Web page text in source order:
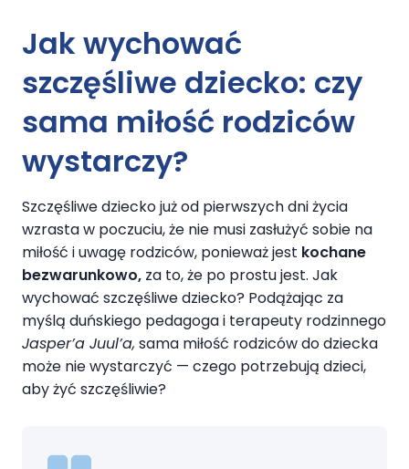
Jak wychować
szczęśliwe dziecko: czy
sama miłość rodziców
wystarczy?
Szczęśliwe dziecko już od pierwszych dni życia
wzrasta w poczuciu, że nie musi zasłużyć sobie na
miłość i uwagę rodziców, ponieważ jest kochane
bezwarunkowo, za to, że po prostu jest. Jak
wychować szczęśliwe dziecko? Podążając za
myślą duńskiego pedagoga i terapeuty rodzinnego
Jasper’a Juul’a, sama miłość rodziców do dziecka
może nie wystarczyć — czego potrzebują dzieci,
aby żyć szczęśliwie?